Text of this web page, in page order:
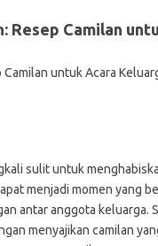
Resep Camilan
sulit untuk
menjadi momen yang
antar anggota keluarga.
menyajikan camilan